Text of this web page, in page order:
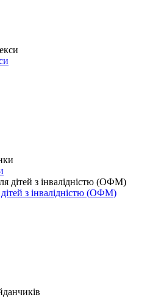
з інвалідністю (ОФМ)